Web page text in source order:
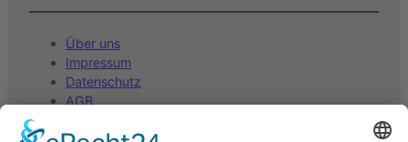
Über uns
Impressum
Datenschutz
AGB